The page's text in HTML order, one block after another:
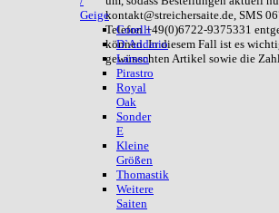
kontakt@streichersaite.de, SMS
Telefon +49(0)6722-9375331
können. In diesem Fall ist es
gewünschten Artikel sowie die
Geige
Corelli
D`Addario
Larsen
Pirastro
Royal
Oak
Sonder
E
Kleine
Größen
Thomastik
Weitere
Saiten